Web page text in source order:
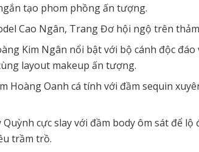
tạo phom phồng ấn tượng.
Cao Ngân, Trang Đơ hội ngộ trên
Kim Ngân nổi bật với bộ cánh độc
layout makeup ấn tượng.
Hoàng Oanh cá tính với đầm sequin
Quỳnh cực slay với đầm body ôm sát để
trầm trồ.